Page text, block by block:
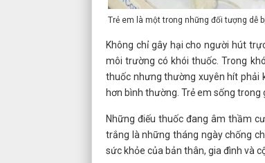
Trẻ em là một trong những đối tượng dễ
Không chỉ gây hại cho người hút
môi trường có khói thuốc. Trong
thuốc nhưng thường xuyên hít phải
hơn bình thường. Trẻ em sống
Những điếu thuốc đang âm thầm
trắng là những tháng ngày chống
sức khỏe của bản thân, gia đình và